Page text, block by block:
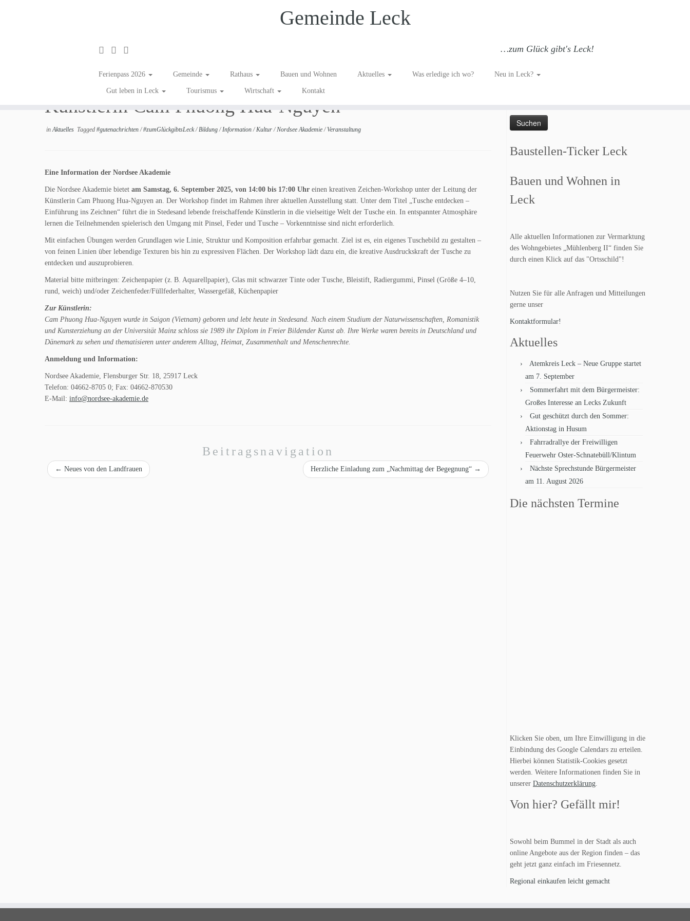
Gemeinde Leck
…zum Glück gibt's Leck!
Ferienpass 2026 Gemeinde Rathaus Bauen und Wohnen Aktuelles Was erledige ich wo? Neu in Leck?
Gut leben in Leck Tourismus Wirtschaft Kontakt
Tusche entdecken – Zeichen-Workshop mit der
Künstlerin Cam Phuong Hua-Nguyen
inAktuelles Tagged #gutenachrichten/#zumGlückgibtsLeck/Bildung/Information/Kultur/Nordsee Akademie/Veranstaltung
Eine Information der Nordsee Akademie
Die Nordsee Akademie bietet am Samstag, 6. September 2025, von 14:00 bis 17:00 Uhr einen kreativen Zeichen-Workshop unter der Leitung der
Künstlerin Cam Phuong Hua-Nguyen an. Der Workshop findet im Rahmen ihrer aktuellen Ausstellung statt. Unter dem Titel „Tusche entdecken –
Einführung ins Zeichnen“ führt die in Stedesand lebende freischaffende Künstlerin in die vielseitige Welt der Tusche ein. In entspannter Atmosphäre
lernen die Teilnehmenden spielerisch den Umgang mit Pinsel, Feder und Tusche – Vorkenntnisse sind nicht erforderlich.
Mit einfachen Übungen werden Grundlagen wie Linie, Struktur und Komposition erfahrbar gemacht. Ziel ist es, ein eigenes Tuschebild zu gestalten –
von feinen Linien über lebendige Texturen bis hin zu expressiven Flächen. Der Workshop lädt dazu ein, die kreative Ausdruckskraft der Tusche zu
entdecken und auszuprobieren.
Material bitte mitbringen: Zeichenpapier (z. B. Aquarellpapier), Glas mit schwarzer Tinte oder Tusche, Bleistift, Radiergummi, Pinsel (Größe 4–10,
rund, weich) und/oder Zeichenfeder/Füllfederhalter, Wassergefäß, Küchenpapier
Zur Künstlerin:
Cam Phuong Hua-Nguyen wurde in Saigon (Vietnam) geboren und lebt heute in Stedesand. Nach einem Studium der Naturwissenschaften, Romanistik
und Kunsterziehung an der Universität Mainz schloss sie 1989 ihr Diplom in Freier Bildender Kunst ab. Ihre Werke waren bereits in Deutschland und
Dänemark zu sehen und thematisieren unter anderem Alltag, Heimat, Zusammenhalt und Menschenrechte.
Anmeldung und Information:
Nordsee Akademie, Flensburger Str. 18, 25917 Leck
Telefon: 04662-8705 0; Fax: 04662-870530
E-Mail: info@nordsee-akademie.de
Beitragsnavigation
← Neues von den Landfrauen Herzliche Einladung zum „Nachmittag der Begegnung“ →
Such dich GLÜCKlich…
Baustellen-Ticker Leck
Bauen und Wohnen in
Leck
Alle aktuellen Informationen zur Vermarktung
des Wohngebietes „Mühlenberg II“ finden Sie
durch einen Klick auf das "Ortsschild"!
Nutzen Sie für alle Anfragen und Mitteilungen
gerne unser
Kontaktformular!
Aktuelles
Atemkreis Leck – Neue Gruppe startet
am 7. September
Sommerfahrt mit dem Bürgermeister:
Großes Interesse an Lecks Zukunft
Gut geschützt durch den Sommer:
Aktionstag in Husum
Fahrradrallye der Freiwilligen
Feuerwehr Oster-Schnatebüll/Klintum
Nächste Sprechstunde Bürgermeister
am 11. August 2026
Die nächsten Termine
Klicken Sie oben, um Ihre Einwilligung in die
Einbindung des Google Calendars zu erteilen.
Hierbei können Statistik-Cookies gesetzt
werden. Weitere Informationen finden Sie in
unserer Datenschutzerklärung.
Von hier? Gefällt mir!
Sowohl beim Bummel in der Stadt als auch
online Angebote aus der Region finden – das
geht jetzt ganz einfach im Friesennetz.
Regional einkaufen leicht gemacht